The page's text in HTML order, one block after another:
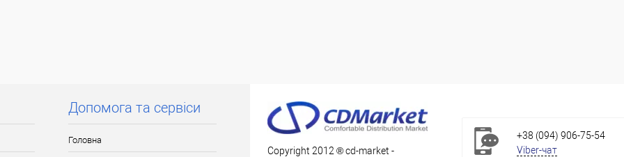
Допомога та сервіси
Головна
Copyright 2012 ® cd-market -
+38 (094) 906-75-54
Viber-чат